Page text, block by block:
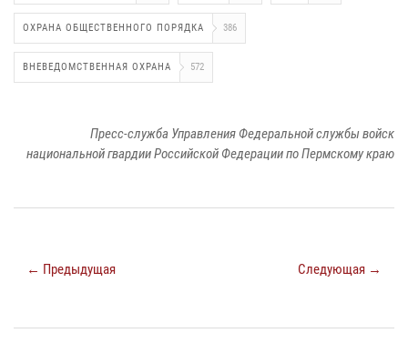
ОХРАНА ОБЩЕСТВЕННОГО ПОРЯДКА 386
ВНЕВЕДОМСТВЕННАЯ ОХРАНА 572
Пресс-служба Управления Федеральной службы войск
национальной гвардии Российской Федерации по Пермскому краю
← Предыдущая Следующая →